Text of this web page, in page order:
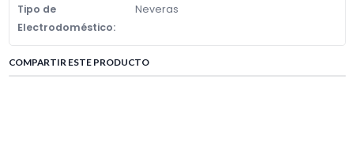
Tipo de
Electrodoméstico:
Neveras
COMPARTIR ESTE PRODUCTO